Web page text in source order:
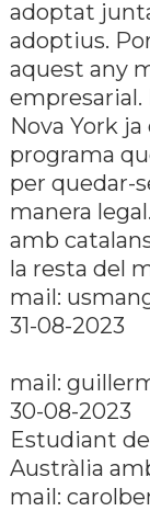
adoptat
adoptius.
aquest any
Nova York
programa
per quedar-
manera
amb
la resta del
mail:
31-08-2023
mail:
30-08-2023
Estudiant de
Austràlia
mail: